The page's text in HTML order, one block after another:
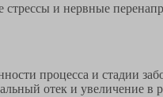
стрессы и нервные
процесса и стадии
отек и увеличение